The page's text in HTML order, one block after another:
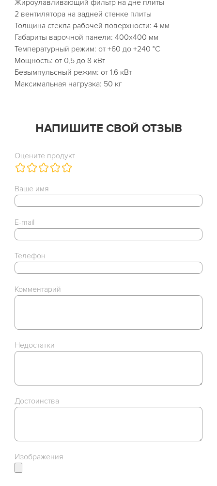
Жироулавливающий фильтр на дне плиты
2 вентилятора на задней стенке плиты
Толщина стекла рабочей поверхности: 4 мм
Габариты варочной панели: 400х400 мм
Температурный режим: от +60 до +240 °C
Мощность: от 0,5 до 8 кВт
Безымпульсный режим: от 1.6 кВт
Максимальная нагрузка: 50 кг
НАПИШИТЕ СВОЙ ОТЗЫВ
Оцените продукт
Ваше имя
E-mail
Телефон
Комментарий
Недостатки
Достоинства
Изображения